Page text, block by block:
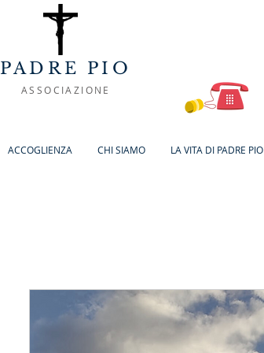
PADRE PIO
ASSOCIAZIONE
ACCOGLIENZA CHI SIAMO LA VITA DI PADRE PIO